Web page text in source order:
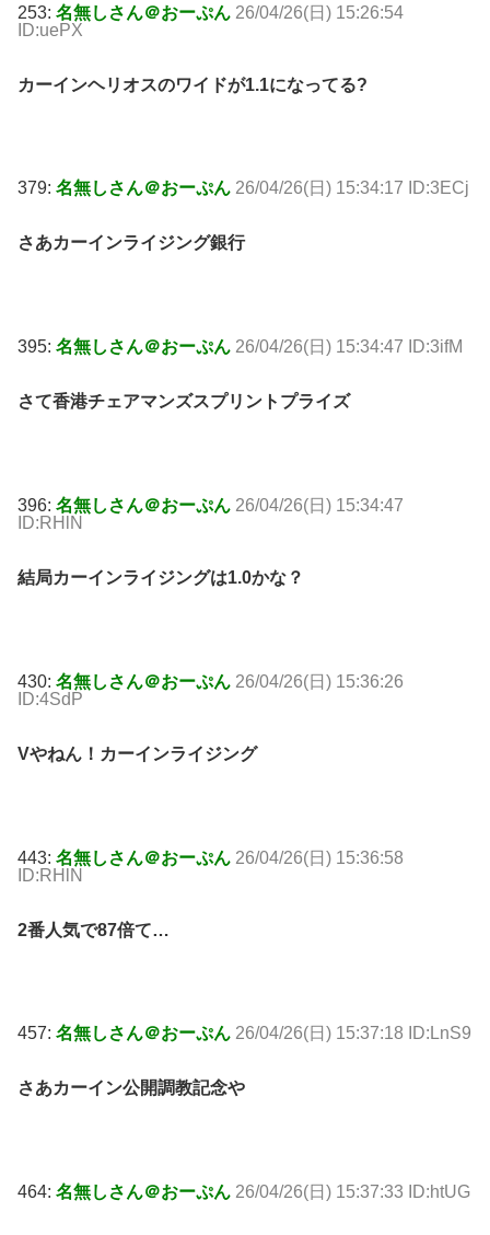
253: 名無しさん＠おーぷん 26/04/26(日) 15:26:54
ID:uePX
カーインヘリオスのワイドが1.1になってる?
379: 名無しさん＠おーぷん 26/04/26(日) 15:34:17 ID:3ECj
さあカーインライジング銀行
395: 名無しさん＠おーぷん 26/04/26(日) 15:34:47 ID:3ifM
さて香港チェアマンズスプリントプライズ
396: 名無しさん＠おーぷん 26/04/26(日) 15:34:47
ID:RHlN
結局カーインライジングは1.0かな？
430: 名無しさん＠おーぷん 26/04/26(日) 15:36:26
ID:4SdP
Vやねん！カーインライジング
443: 名無しさん＠おーぷん 26/04/26(日) 15:36:58
ID:RHlN
2番人気で87倍て…
457: 名無しさん＠おーぷん 26/04/26(日) 15:37:18 ID:LnS9
さあカーイン公開調教記念や
464: 名無しさん＠おーぷん 26/04/26(日) 15:37:33 ID:htUG